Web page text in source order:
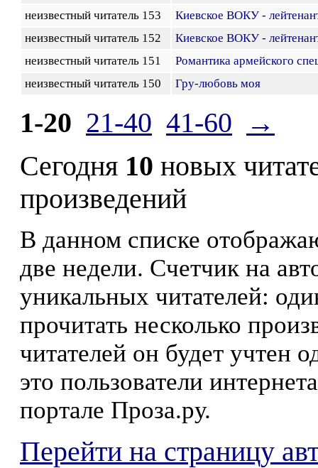
неизвестный читатель 153
Киевское ВОКУ -
неизвестный читатель 152
Киевское ВОКУ -
неизвестный читатель 151
Романтика армейского
неизвестный читатель 150
Гру-любовь моя
1-20 21-40 41-60
→
Сегодня 10 новых
произведений
В данном списке
две недели. Счетчик на
уникальных читателей:
прочитать несколько
читателей он будет учтен
это пользователи
портале Проза.ру.
Перейти на страницу